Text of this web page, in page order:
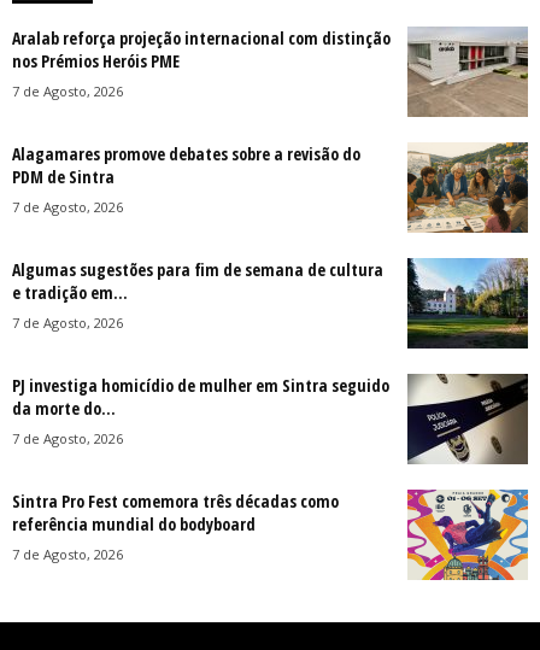
Aralab reforça projeção internacional com distinção
nos Prémios Heróis PME
7 de Agosto, 2026
Alagamares promove debates sobre a revisão do
PDM de Sintra
7 de Agosto, 2026
Algumas sugestões para fim de semana de cultura
e tradição em...
7 de Agosto, 2026
PJ investiga homicídio de mulher em Sintra seguido
da morte do...
7 de Agosto, 2026
Sintra Pro Fest comemora três décadas como
referência mundial do bodyboard
7 de Agosto, 2026